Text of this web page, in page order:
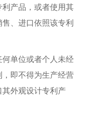
产品，或者使用其
、进口依照该专利
单位或者个人未经
即不得为生产经营
外观设计专利产